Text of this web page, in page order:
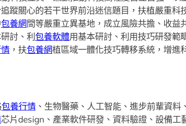
蹤關心的若干世界前沿迷信題目，扶植嚴重科
包養網間等嚴重立異基地，成立風險共擔、收益
討、利 包養軟體用基本研討、利用技巧研發範
，扶包養網植區域一體化技巧轉移系統，增進
包養行情、生物醫藥、人工智能、進步前輩資料
芯片design、產業軟件研發、資料驗證、設備工